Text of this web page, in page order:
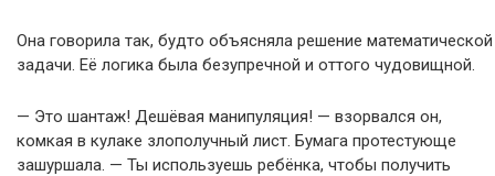
Она говорила так, будто объясняла решение математической
задачи. Её логика была безупречной и оттого чудовищной.
— Это шантаж! Дешёвая манипуляция! — взорвался он,
комкая в кулаке злополучный лист. Бумага протестующе
зашуршала. — Ты используешь ребёнка, чтобы получить